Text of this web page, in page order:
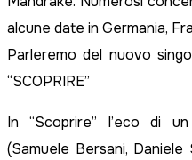
alcune date in Germania,
Parleremo del nuovo
“SCOPRIRE”
In “Scoprire” l’eco di
(Samuele Bersani,